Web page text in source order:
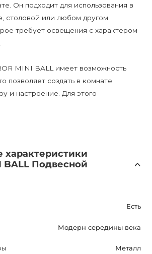
Он подходит для использования в
столовой или любом другом
требует освещения с характером
MINI BALL имеет возможность
позволяет создать в комнате
и настроение. Для этого
в 150 сантиметров, вы
на 12 месяцев, что говорит о
и надежности. Он имеет
что обеспечивает безопасность
помещений. Цоколь E27
светового эффекта.
характеристики
BALL Подвесной
Есть
Модерн середины века
Металл